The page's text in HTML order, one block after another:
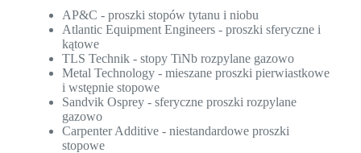
AP&C - proszki stopów tytanu i niobu
Atlantic Equipment Engineers - proszki sferyczne i
kątowe
TLS Technik - stopy TiNb rozpylane gazowo
Metal Technology - mieszane proszki pierwiastkowe
i wstępnie stopowe
Sandvik Osprey - sferyczne proszki rozpylane
gazowo
Carpenter Additive - niestandardowe proszki
stopowe